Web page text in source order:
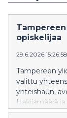
opiskelijaa
29.6.2026
Tampereen
valittu
yhteishaun,
Hakijamäärä